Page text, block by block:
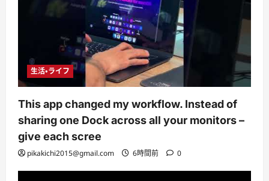
生活・ライフ
This app changed my workflow. Instead of
sharing one Dock across all your monitors –
give each scree
pikakichi2015@gmail.com 6時間前 0